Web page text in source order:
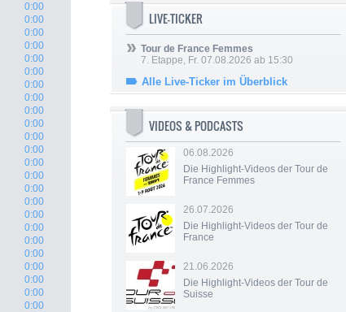
0:00
0:00
0:00
0:00
0:00
0:00
0:00
0:00
0:00
0:00
0:00
0:00
0:00
0:00
0:00
0:00
0:00
0:00
0:00
0:00
0:00
0:00
0:00
0:00
LIVE-TICKER
Tour de France Femmes
7. Etappe, Fr. 07.08.2026 ab 15:30
Alle Live-Ticker im Überblick
VIDEOS & PODCASTS
06.08.2026
Die Highlight-Videos der Tour de
France Femmes
26.07.2026
Die Highlight-Videos der Tour de
France
21.06.2026
Die Highlight-Videos der Tour de
Suisse